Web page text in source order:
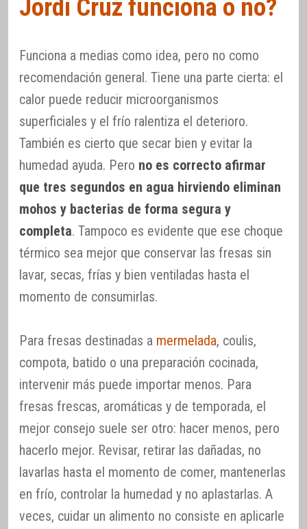
Jordi Cruz funciona o no?
Funciona a medias como idea, pero no como
recomendación general. Tiene una parte cierta: el
calor puede reducir microorganismos
superficiales y el frío ralentiza el deterioro.
También es cierto que secar bien y evitar la
humedad ayuda. Pero no es correcto afirmar
que tres segundos en agua hirviendo eliminan
mohos y bacterias de forma segura y
completa. Tampoco es evidente que ese choque
térmico sea mejor que conservar las fresas sin
lavar, secas, frías y bien ventiladas hasta el
momento de consumirlas.
Para fresas destinadas a mermelada, coulis,
compota, batido o una preparación cocinada,
intervenir más puede importar menos. Para
fresas frescas, aromáticas y de temporada, el
mejor consejo suele ser otro: hacer menos, pero
hacerlo mejor. Revisar, retirar las dañadas, no
lavarlas hasta el momento de comer, mantenerlas
en frío, controlar la humedad y no aplastarlas. A
veces, cuidar un alimento no consiste en aplicarle